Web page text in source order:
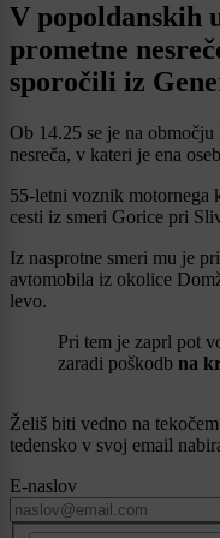
V popoldanskih
prometne
sporočili iz
Ob 14.25 se je na
nesreča, v kateri je ena
55-letni voznik motornega
cesti iz smeri Gorice pri
Iz nasprotne smeri mu je
avtomobila iz okolice
levo.
Pri tem je zaprl pot
zaradi poškodb na
Želiš biti vedno na
tedensko v svoj email
E-naslov